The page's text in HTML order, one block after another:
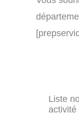
Liste
activité